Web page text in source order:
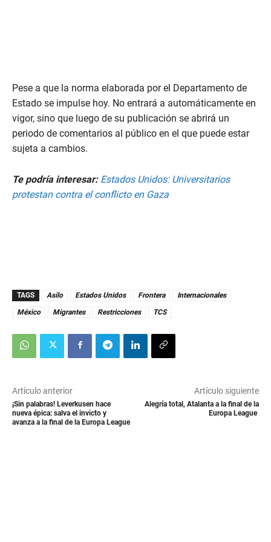
e
c
o
n
s
Pese a que la norma elaborada por el Departamento de
Estado se impulse hoy. No entrará a automáticamente en
vigor, sino que luego de su publicación se abrirá un
periodo de comentarios al público en el que puede estar
sujeta a cambios.
Te podría interesar: Estados Unidos: Universitarios
protestan contra el conflicto en Gaza
TAGS Asilo Estados Unidos Frontera
Internacionales
México
Migrantes Restricciones TCS
Artículo anterior
¡Sin palabras! Leverkusen hace
nueva épica: salva el invicto y
avanza a la final de la Europa League
Artículo siguiente
Alegría total, Atalanta a la final de la
Europa League